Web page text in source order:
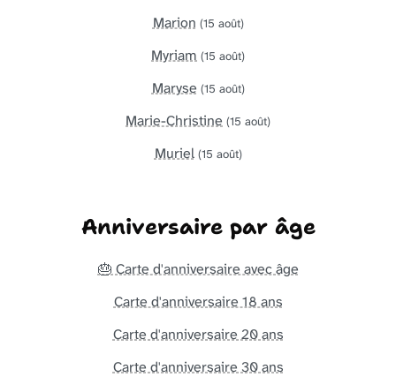
Marion (15 août)
Myriam (15 août)
Maryse (15 août)
Marie-Christine (15 août)
Muriel (15 août)
Anniversaire par âge
🎂 Carte d'anniversaire avec âge
Carte d'anniversaire 18 ans
Carte d'anniversaire 20 ans
Carte d'anniversaire 30 ans